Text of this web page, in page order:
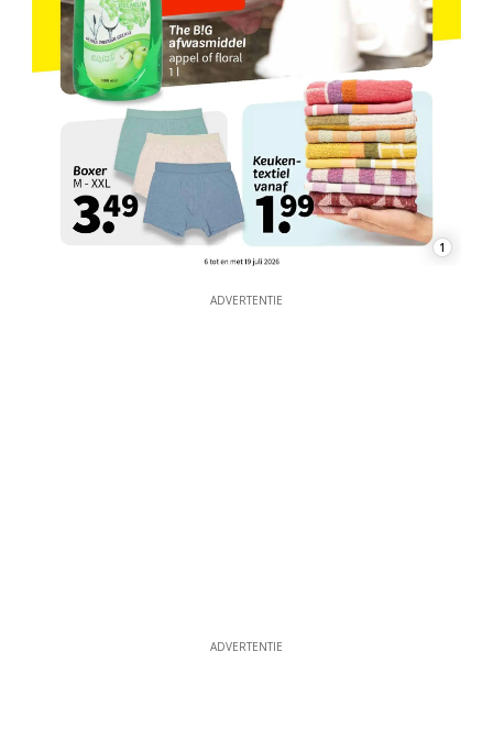
1
ADVERTENTIE
ADVERTENTIE